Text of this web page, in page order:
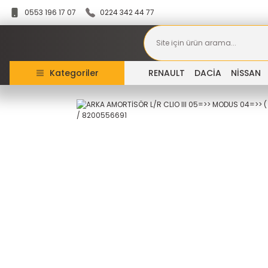
0553 196 17 07 0224 342 44 77
Kategoriler RENAULT DACİA NİSSAN